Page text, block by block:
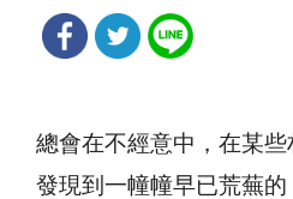
總會在不經意中，在某些
發現到一幢幢早已荒蕪的